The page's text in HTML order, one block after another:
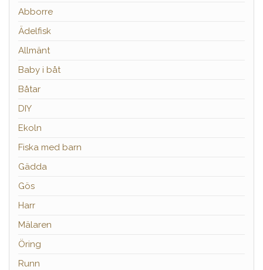
Abborre
Ädelfisk
Allmänt
Baby i båt
Båtar
DIY
Ekoln
Fiska med barn
Gädda
Gös
Harr
Mälaren
Öring
Runn